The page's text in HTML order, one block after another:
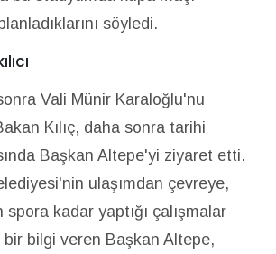
söyledi.
Vali Münir Karaloğlu'nu
Kılıç, daha sonra tarihi
Başkan Altepe'yi ziyaret etti.
ulaşımdan çevreye,
kadar yaptığı çalışmalar
bir bilgi veren Başkan Altepe,